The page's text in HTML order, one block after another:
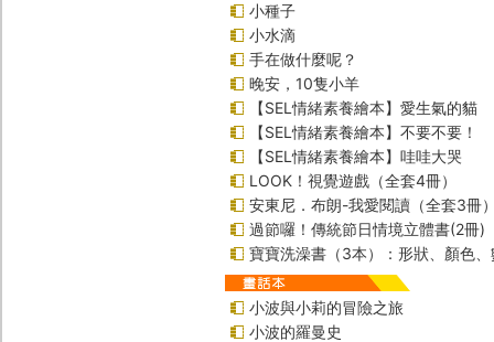
小種子
小水滴
手在做什麼呢？
晚安，10隻小羊
【SEL情緒素養繪本】愛生氣的貓
【SEL情緒素養繪本】不要不要！
【SEL情緒素養繪本】哇哇大哭
LOOK！視覺遊戲（全套4冊）
安東尼．布朗-我愛閱讀（全套3冊
過節囉！傳統節日情境立體書(2冊)
寶寶洗澡書（3本）：形狀、顏色、
小波與小莉的冒險之旅
小波的羅曼史